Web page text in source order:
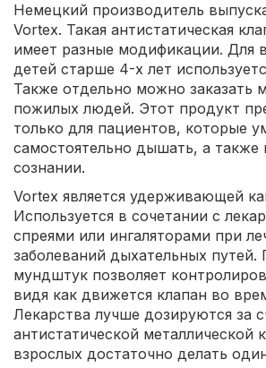
Немецкий производитель
Vortex. Такая антистатическая
имеет разные модификации. Для
детей старше 4-х лет
Также отдельно можно заказать
пожилых людей. Этот продукт
только для пациентов, которые
самостоятельно дышать, а также
сознании.
Vortex является удерживающей
Используется в сочетании с
спреями или ингаляторами при
заболеваний дыхательных путей.
мундштук позволяет
видя как движется клапан во
Лекарства лучше дозируются за
антистатической металлической
взрослых достаточно делать